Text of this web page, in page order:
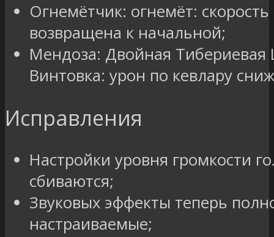
Огнемётчик: огнемёт: скорость
возвращена к начальной;
Мендоза: Двойная
Винтовка: урон по кевлару
Исправления
Настройки уровня громкости
сбиваются;
Звуковых эффекты теперь
настраиваемые;